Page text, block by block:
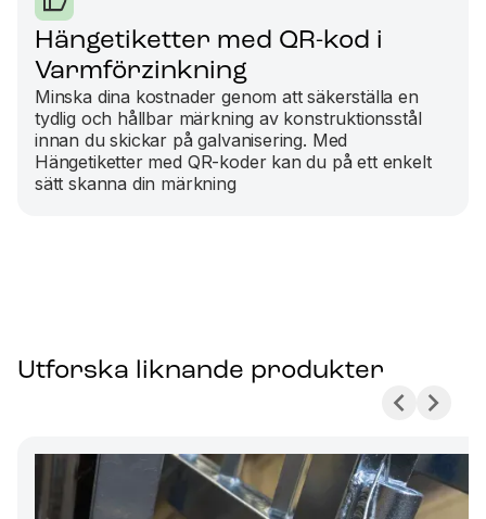
Hängetiketter med QR-kod i
Varmförzinkning
Minska dina kostnader genom att säkerställa en
tydlig och hållbar märkning av konstruktionsstål
innan du skickar på galvanisering. Med
Hängetiketter med QR-koder kan du på ett enkelt
sätt skanna din märkning
Utforska liknande produkter